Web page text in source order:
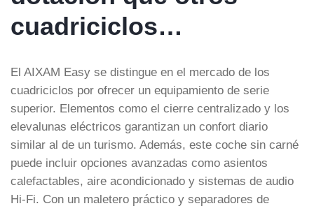
cuadriciclos…
El AIXAM Easy se distingue en el mercado de los
cuadriciclos por ofrecer un equipamiento de serie
superior. Elementos como el cierre centralizado y los
elevalunas eléctricos garantizan un confort diario
similar al de un turismo. Además, este coche sin carné
puede incluir opciones avanzadas como asientos
calefactables, aire acondicionado y sistemas de audio
Hi-Fi. Con un maletero práctico y separadores de